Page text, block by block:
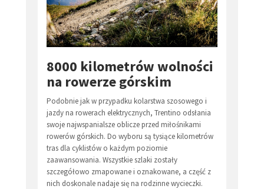
8000 kilometrów wolności
na rowerze górskim
Podobnie jak w przypadku kolarstwa szosowego i
jazdy na rowerach elektrycznych, Trentino odsłania
swoje najwspanialsze oblicze przed miłośnikami
rowerów górskich. Do wyboru są tysiące kilometrów
tras dla cyklistów o każdym poziomie
zaawansowania. Wszystkie szlaki zostały
szczegółowo zmapowane i oznakowane, a część z
nich doskonale nadaje się na rodzinne wycieczki.